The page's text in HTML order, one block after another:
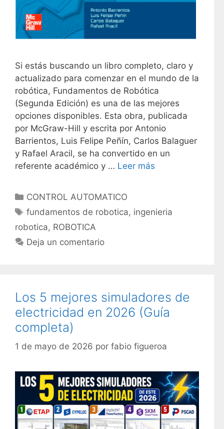
Si estás buscando un libro completo, claro y
actualizado para comenzar en el mundo de la
robótica, Fundamentos de Robótica
(Segunda Edición) es una de las mejores
opciones disponibles. Esta obra, publicada
por McGraw-Hill y escrita por Antonio
Barrientos, Luis Felipe Peñín, Carlos Balaguer
y Rafael Aracil, se ha convertido en un
referente académico y … Leer más
C
a
e
g
a
s
CONTROL AUTOMATICO
E
q
a
s
fundamentos de robotica, ingenieria
robotica, ROBOTICA
Deja un comentario
Los 5 mejores simuladores de
electricidad en 2026 (Guía
completa)
1 de mayo de 2026 por fabio figueroa